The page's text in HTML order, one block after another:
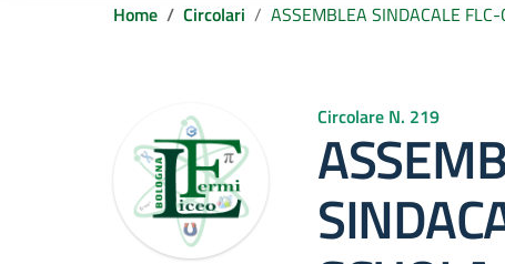
Home Circolari ASSEMBLEA SINDACALE
Circolare N. 219